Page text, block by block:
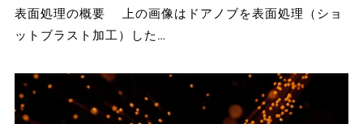
表面処理の概要 上の画像はドアノブを表面処理（ショ
ットブラスト加工）した…